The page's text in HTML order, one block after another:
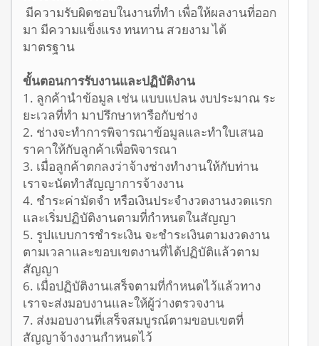
มีความรับผิดชอบในงานที่ทำ เพื่อให้ผลงานที่ออก
มา มีความแข็งแรง ทนทาน สวยงาม ได้
มาตรฐาน
ขั้นตอนการรับงานและปฏิบัติงาน
1. ลูกค้านำข้อมูล เช่น แบบแปลน งบประมาณ ระ
ยะเวลที่ทำ มาปรึกษาหารือกับช่าง
2. ช่างจะทำการพิจารณาข้อมูลและทำใบเสนอ
ราคาให้กับลูกค้าเพื่อพิจารณา
3. เมื่อลูกค้าตกลงว่าจ้างช่างทำงานให้กับท่าน
เราจะนัดทำสัญญาการจ้างงาน
4. ชำระค่ามัดจำ หรือเงินประจำงวดงานงวดแรก
และเริ่มปฏิบัติงานตามที่กำหนดในสัญญา
5. รูปแบบการชำระเงิน จะชำระเงินตามงวดงาน
ตามเวลาและขอบเขตงานที่ได้ปฏิบัติแล้วตาม
สัญญา
6. เมื่อปฏิบัติงานเสร็จตามที่กำหนดไว้แล้วทาง
เราจะส่งมอบงานและให้ผู้ว่างตรวจงาน
7. ส่งมอบงานที่เสร็จสมบูรณ์ตามขอบเขตที่
สัญญาจ้างงานกำหนดไว้